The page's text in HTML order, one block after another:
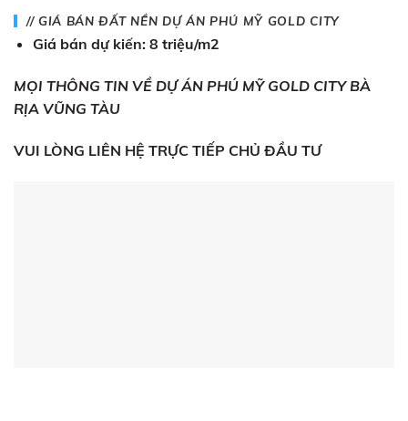
// GIÁ BÁN ĐẤT NỀN DỰ ÁN PHÚ MỸ GOLD CITY
Giá bán dự kiến:8 triệu/m2
MỌI THÔNG TIN VỀ DỰ ÁN PHÚ MỸ GOLD CITY BÀ
RỊA VŨNG TÀU
VUI LÒNG LIÊN HỆ TRỰC TIẾP CHỦ ĐẦU TƯ